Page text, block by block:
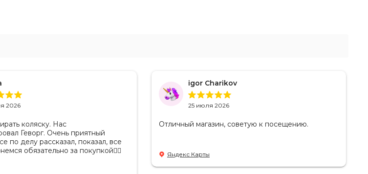
2026
коляску. Нас
Геворг. Очень приятный
по делу рассказал, показал, все
обязательно за покупкой👌🏻
igor Charikov
25 июля 2026
Отличный магазин, советую к посещению.
Яндекс Карты